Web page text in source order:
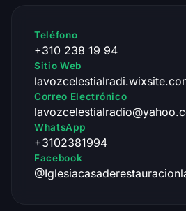
Teléfono
+310 238 19 94
Sitio Web
Correo Electrónico
WhatsApp
+3102381994
Facebook